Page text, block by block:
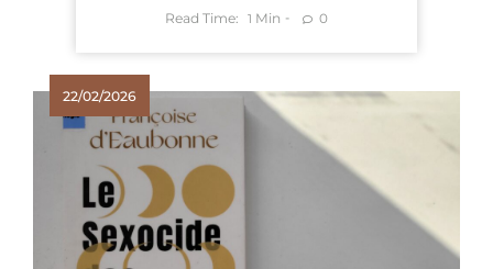
Read Time: 1 Min 0
22/02/2026